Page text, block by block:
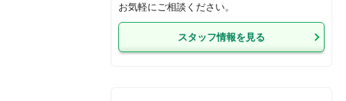
お気軽にご相談ください。
スタッフ情報を見る